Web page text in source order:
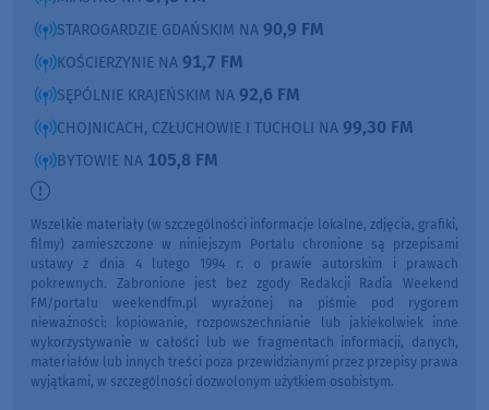
STAROGARDZIE GDAŃSKIM NA 90,9 FM
KOŚCIERZYNIE NA 91,7 FM
SĘPÓLNIE KRAJEŃSKIM NA 92,6 FM
CHOJNICACH, CZŁUCHOWIE I TUCHOLI NA 99,30 FM
BYTOWIE NA 105,8 FM
Wszelkie materiały (w szczególności informacje lokalne, zdjęcia, grafiki,
filmy) zamieszczone w niniejszym Portalu chronione są przepisami
ustawy z dnia 4 lutego 1994 r. o prawie autorskim i prawach
pokrewnych. Zabronione jest bez zgody Redakcji Radia Weekend
FM/portalu weekendfm.pl wyrażonej na piśmie pod rygorem
nieważności: kopiowanie, rozpowszechnianie lub jakiekolwiek inne
wykorzystywanie w całości lub we fragmentach informacji, danych,
materiałów lub innych treści poza przewidzianymi przez przepisy prawa
wyjątkami, w szczególności dozwolonym użytkiem osobistym.